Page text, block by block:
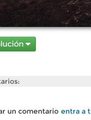
un comentario entra a